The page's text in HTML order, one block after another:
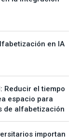
en IA
Reducir el tiempo
espacio para
de alfabetización
importan